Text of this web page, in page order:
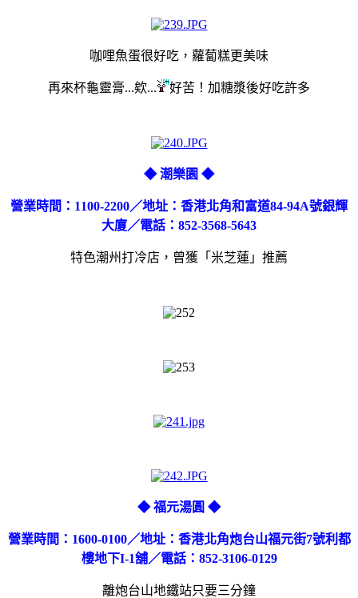
咖哩魚蛋很好吃，蘿蔔糕更美味
再來杯龜靈膏...欸... 好苦！ 加糖漿後好吃許多
◆ 潮樂園 ◆
營業時間：1100-2200／地址：香港北角和富道84-94A號銀輝
大廈／電話：852-3568-5643
特色潮州打冷店，曾獲「米芝蓮」推薦
◆ 福元湯圓 ◆
營業時間：1600-0100／地址：香港北角炮台山福元街7號利都
樓地下I-1舖／電話：852-3106-0129
離炮台山地鐵站只要三分鐘